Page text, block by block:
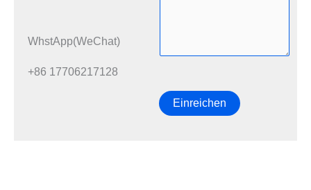
WhstApp(WeChat)
+86 17706217128
Einreichen